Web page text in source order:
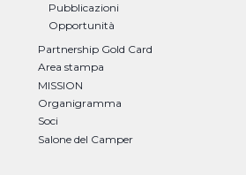
Pubblicazioni
Opportunità
Partnership Gold Card
Area stampa
MISSION
Organigramma
Soci
Salone del Camper